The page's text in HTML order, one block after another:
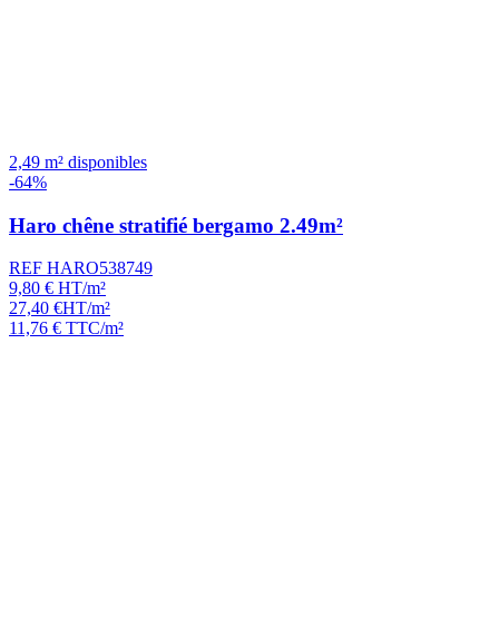
2,49 m² disponibles
-64%
Haro chêne stratifié bergamo 2.49m²
REF HARO538749
9,80 € HT/m²
27,40 €HT/m²
11,76 € TTC/m²